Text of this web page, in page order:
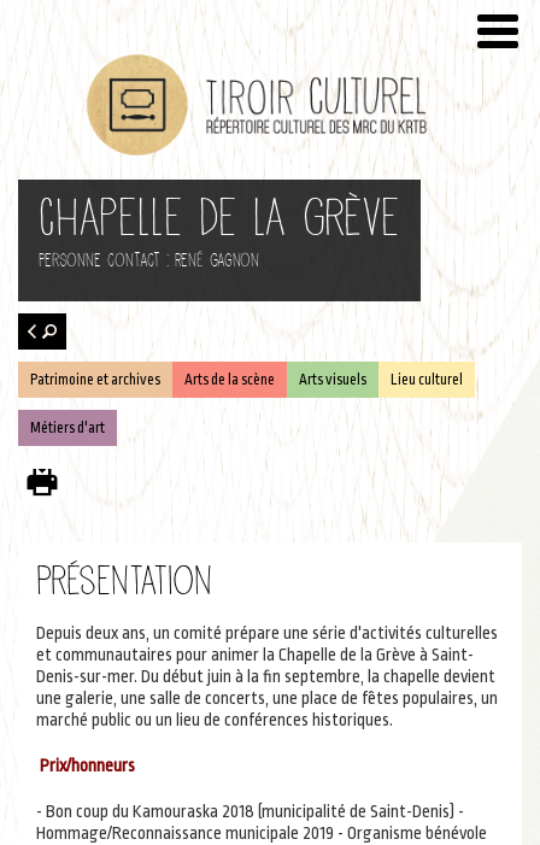
Chapelle de la Grève
Personne contact : René Gagnon
Patrimoine et archives Arts de la scène Arts visuels Lieu culturel
Métiers d'art
Présentation
Depuis deux ans, un comité prépare une série d'activités culturelles
et communautaires pour animer la Chapelle de la Grève à Saint-
Denis-sur-mer. Du début juin à la fin septembre, la chapelle devient
une galerie, une salle de concerts, une place de fêtes populaires, un
marché public ou un lieu de conférences historiques.
Prix/honneurs
- Bon coup du Kamouraska 2018 (municipalité de Saint-Denis) -
Hommage/Reconnaissance municipale 2019 - Organisme bénévole